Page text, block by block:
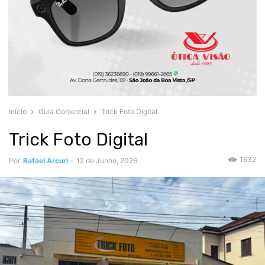
Início Guia Comercial Trick Foto Digital
Trick Foto Digital
Por Rafael Arcuri - 12 de Junho, 2026 1632